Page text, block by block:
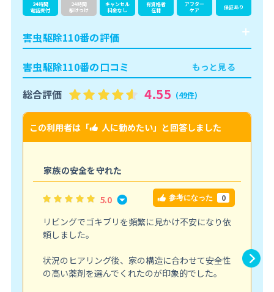
24時間
電話受付
24時間
駆けつけ
キャンセル
料金なし
有資格者
在籍
アフター
ケア
保証あり
害虫駆除110番の評価
害虫駆除110番の口コミ
もっと見る
総合評価 4.55 (49件)
この利用者は「 人に勧めたい」と回答しました
家族の安全を守れた
5.0 参考になった 0
リビングでゴキブリを頻繁に見かけ不安になり依
頼しました。
状況のヒアリング後、家の構造に合わせて安全性
の高い薬剤を選んでくれたのが印象的でした。